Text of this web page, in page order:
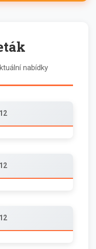
nabídky